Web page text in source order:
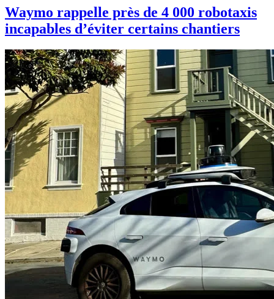
Waymo rappelle près de 4 000 robotaxis
incapables d’éviter certains chantiers